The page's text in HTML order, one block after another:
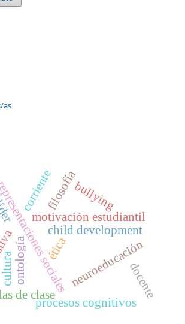
as
sociales
procesos cognitivos
motivación estudiantil
ética
child development
corrientefilosofía
neuroeducación
ontología
bullying
de clase docente
cultura